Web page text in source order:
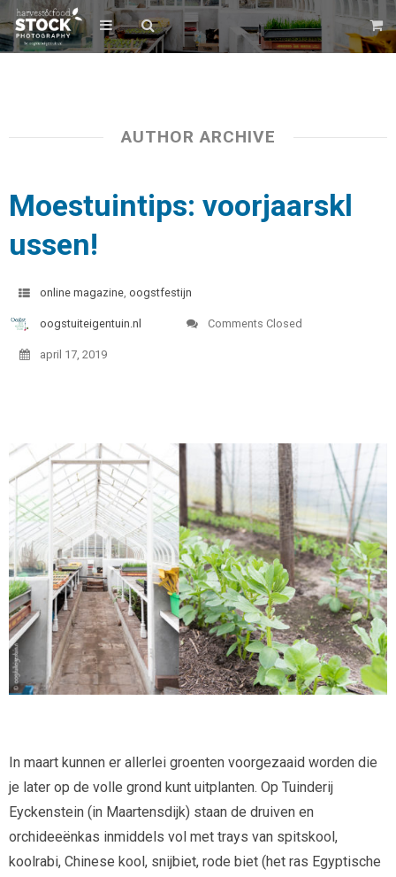
AUTHOR ARCHIVE
Moestuintips: voorjaarskl
ussen!
online magazine, oogstfestijn
oogstuiteigentuin.nl Comments Closed
april 17, 2019
In maart kunnen er allerlei groenten voorgezaaid worden die
je later op de volle grond kunt uitplanten. Op Tuinderij
Eyckenstein (in Maartensdijk) staan de druiven en
orchideeënkas inmiddels vol met trays van spitskool,
koolrabi, Chinese kool, snijbiet, rode biet (het ras Egyptische